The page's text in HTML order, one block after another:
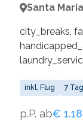
Santa
city_breaks,
inkl. Flug 7
p.P. ab€